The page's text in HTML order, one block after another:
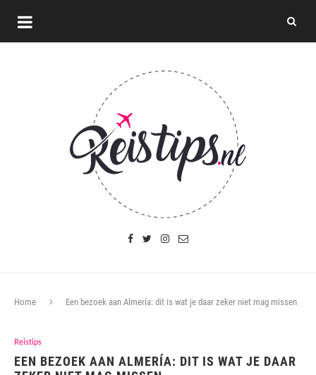
Home Een bezoek aan Almería: dit is wat je daar zeker niet mag missen
Reistips
EEN BEZOEK AAN ALMERÍA: DIT IS WAT JE DAAR